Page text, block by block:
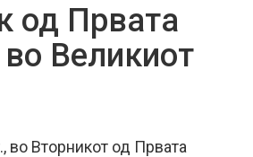
од Првата
Великиот
во Вторникот од Првата